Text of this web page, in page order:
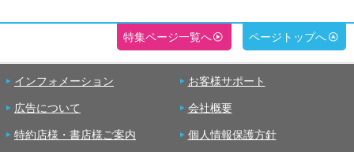
特集ページ一覧へ ページトップへ
インフォメーション お客様サポート
広告について 会社概要
特約店様・書店様ご案内 個人情報保護方針